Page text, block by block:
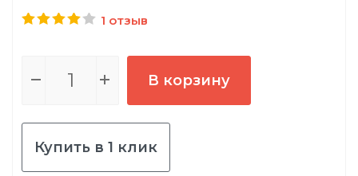
1 отзыв
В корзину
Купить в 1 клик